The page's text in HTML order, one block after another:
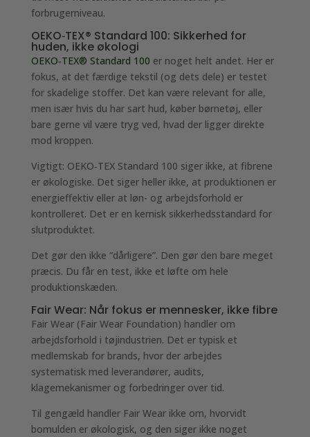
forbrugerniveau.
OEKO‑TEX® Standard 100: Sikkerhed for
huden, ikke økologi
OEKO‑TEX® Standard 100 er noget helt andet. Her er
fokus, at det færdige tekstil (og dets dele) er testet
for skadelige stoffer. Det kan være relevant for alle,
men især hvis du har sart hud, køber børnetøj, eller
bare gerne vil være tryg ved, hvad der ligger direkte
mod kroppen.
Vigtigt: OEKO‑TEX Standard 100 siger ikke, at fibrene
er økologiske. Det siger heller ikke, at produktionen er
energieffektiv eller at løn- og arbejdsforhold er
kontrolleret. Det er en kemisk sikkerhedsstandard for
slutproduktet.
Det gør den ikke “dårligere”. Den gør den bare meget
præcis. Du får en test, ikke et løfte om hele
produktionskæden.
Fair Wear: Når fokus er mennesker, ikke fibre
Fair Wear (Fair Wear Foundation) handler om
arbejdsforhold i tøjindustrien. Det er typisk et
medlemskab for brands, hvor der arbejdes
systematisk med leverandører, audits,
klagemekanismer og forbedringer over tid.
Til gengæld handler Fair Wear ikke om, hvorvidt
bomulden er økologisk, og den siger ikke noget